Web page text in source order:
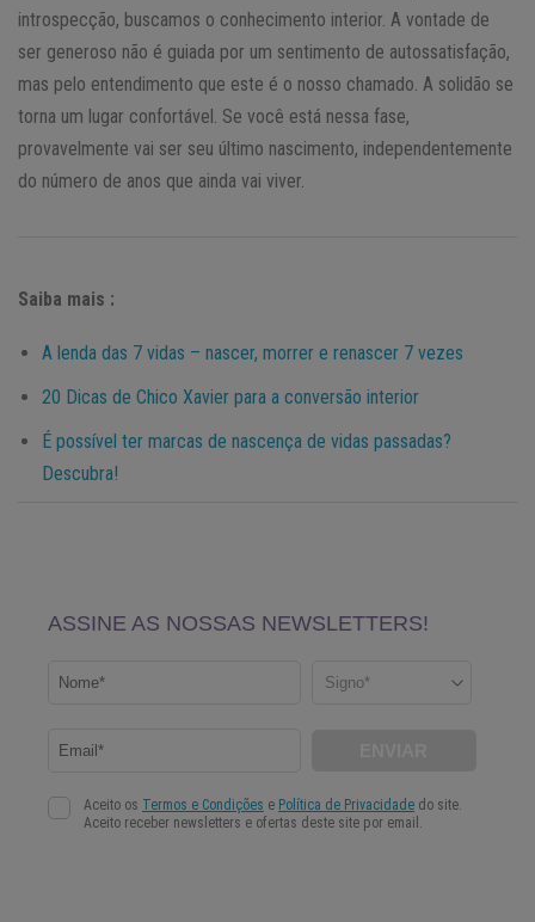
introspecção, buscamos o conhecimento interior. A vontade de
ser generoso não é guiada por um sentimento de autossatisfação,
mas pelo entendimento que este é o nosso chamado. A solidão se
torna um lugar confortável. Se você está nessa fase,
provavelmente vai ser seu último nascimento, independentemente
do número de anos que ainda vai viver.
Saiba mais :
A lenda das 7 vidas – nascer, morrer e renascer 7 vezes
20 Dicas de Chico Xavier para a conversão interior
É possível ter marcas de nascença de vidas passadas?
Descubra!